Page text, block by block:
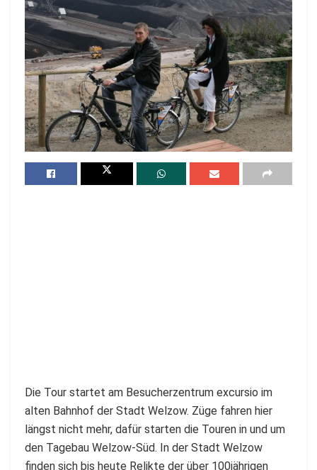
Die Tour startet am Besucherzentrum excursio im
alten Bahnhof der Stadt Welzow. Züge fahren hier
längst nicht mehr, dafür starten die Touren in und um
den Tagebau Welzow-Süd. In der Stadt Welzow
finden sich bis heute Relikte der über 100jährigen